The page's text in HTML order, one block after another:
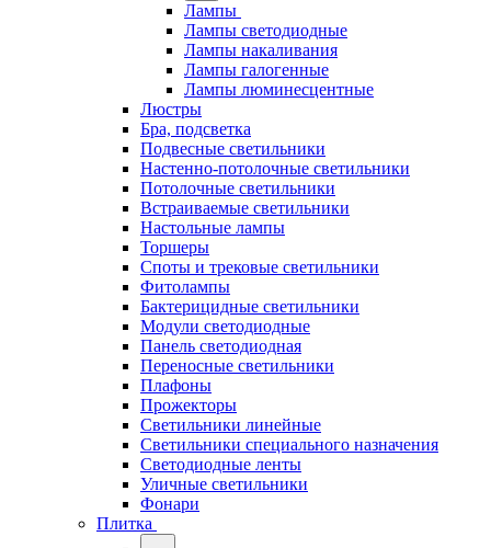
Лампы
Лампы светодиодные
Лампы накаливания
Лампы галогенные
Лампы люминесцентные
Люстры
Бра, подсветка
Подвесные светильники
Настенно-потолочные светильники
Потолочные светильники
Встраиваемые светильники
Настольные лампы
Торшеры
Споты и трековые светильники
Фитолампы
Бактерицидные светильники
Модули светодиодные
Панель светодиодная
Переносные светильники
Плафоны
Прожекторы
Светильники линейные
Светильники специального назначения
Светодиодные ленты
Уличные светильники
Фонари
Плитка